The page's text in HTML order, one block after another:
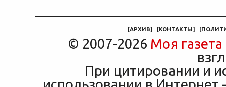
[АРХИВ] [КОНТАКТЫ] [
© 2007-2026 Моя газета
При цитировании и